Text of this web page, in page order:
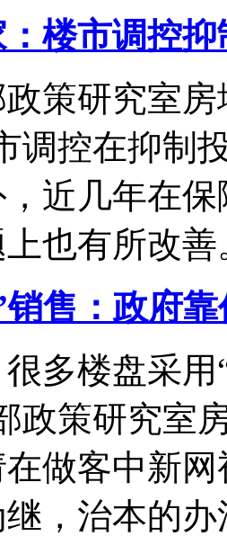
楼市调控
研究室房
调控在抑制
近几年在
也有所改善
售：政府
楼盘采用“
政策研究室
做客中新
，治本的